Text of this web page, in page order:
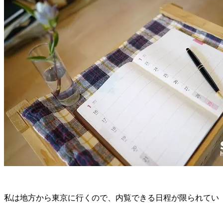
私は地方から東京に行くので、内覧できる日程が限られてい